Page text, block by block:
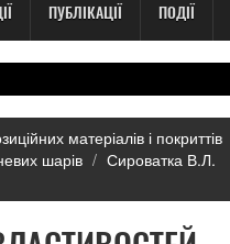
ПУБЛІКАЦІЇ ПОДІЇ
матеріалів і покриттів
шарів
Сироватка В.Л.